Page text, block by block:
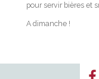
pour servir bières et
A dimanche !